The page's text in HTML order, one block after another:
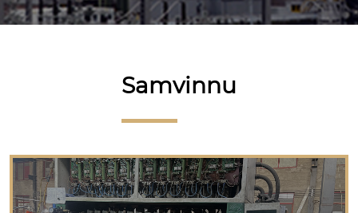
Samvinnu